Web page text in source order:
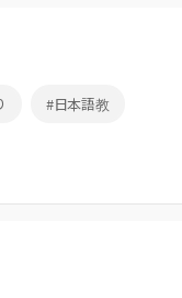
#日本語教